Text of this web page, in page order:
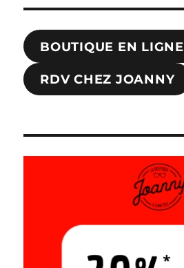
BOUTIQUE EN LIGNE
RDV CHEZ JOANNY